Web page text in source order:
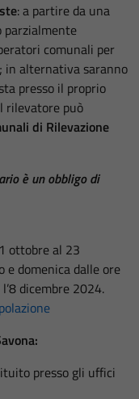
: a partire da una
parzialmente
comunali per
; in alternativa saranno
presso il proprio
rilevatore può
di Rilevazione
è un obbligo di
ottobre al 23
domenica dalle ore
dicembre 2024.
presso gli uffici